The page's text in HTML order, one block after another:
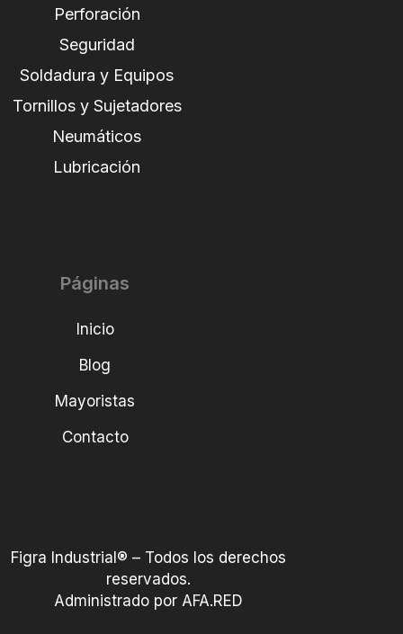
Perforación
Seguridad
Soldadura y Equipos
Tornillos y Sujetadores
Neumáticos
Lubricación
Páginas
Inicio
Blog
Mayoristas
Contacto
Figra Industrial® – Todos los derechos
reservados.
Administrado por AFA.RED